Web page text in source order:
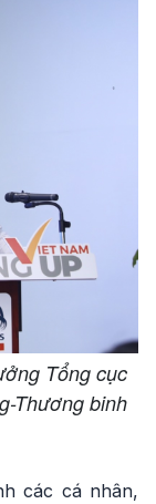
Tổng cục
Thương binh
các cá nhân,